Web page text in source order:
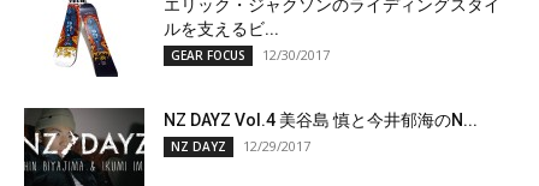
エリック・ジャクソンのライディングスタイ
ルを支えるビ...
GEAR FOCUS 12/30/2017
NZ DAYZ Vol.4 美谷島 慎と今井郁海のN...
NZ DAYZ 12/29/2017